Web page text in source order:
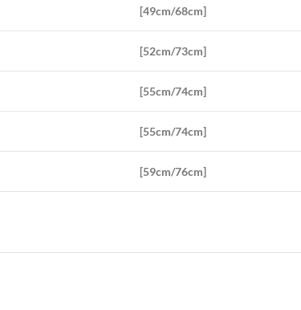
[49cm/68cm]
[52cm/73cm]
[55cm/74cm]
[55cm/74cm]
[59cm/76cm]